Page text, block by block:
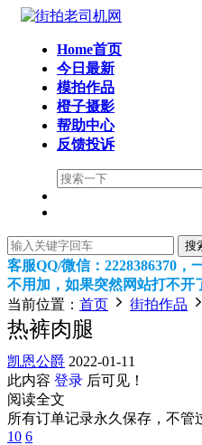
Home首页
今日最新
模拍作品
橙子摄影
帮助中心
反馈投诉
搜
客服QQ/微信：2228386370
不用加，如果突然网站打不开
当前位置： 首页 街拍作品
热裤肉腿
凯恩公爵 2022-01-11
此内容 登录 后可见！
阅读全文
所有订单记录永久保存，不管
10 6